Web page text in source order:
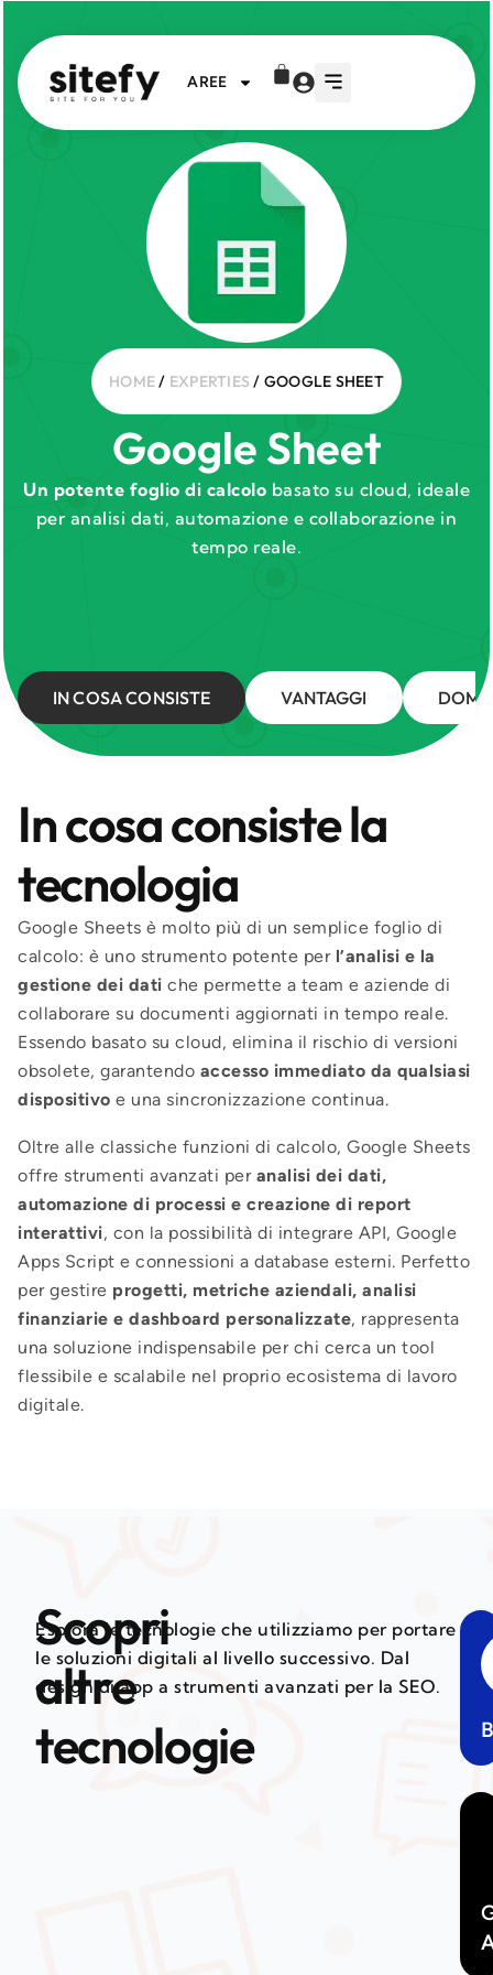
AREE
HOME/ EXPERTIES / GOOGLE SHEET
Google Sheet
Un potente foglio di calcolo basato su cloud, ideale
per analisi dati, automazione e collaborazione in
tempo reale.
IN COSA CONSISTE VANTAGGI
In cosa consiste la
tecnologia
Google Sheets è molto più di un semplice foglio di
calcolo: è uno strumento potente per l’analisi e la
gestione dei dati che permette a team e aziende di
collaborare su documenti aggiornati in tempo reale.
Essendo basato su cloud, elimina il rischio di versioni
obsolete, garantendo accesso immediato da qualsiasi
dispositivo e una sincronizzazione continua.
Oltre alle classiche funzioni di calcolo, Google Sheets
offre strumenti avanzati per analisi dei dati,
automazione di processi e creazione di report
interattivi, con la possibilità di integrare API, Google
Apps Script e connessioni a database esterni. Perfetto
per gestire progetti, metriche aziendali, analisi
finanziarie e dashboard personalizzate, rappresenta
una soluzione indispensabile per chi cerca un tool
flessibile e scalabile nel proprio ecosistema di lavoro
digitale.
Scopri
altre
tecnologie
Esplora le tecnologie che utilizziamo per portare
le soluzioni digitali al livello successivo. Dal
design di app a strumenti avanzati per la SEO.